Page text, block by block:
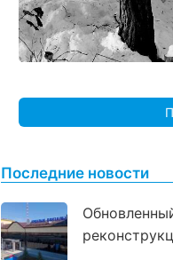
Последние новости